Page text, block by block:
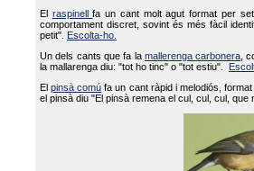
El raspinellfa un cant molt agut format per
comportament discret, sovint és més fàcil
petit".
Escolta-ho.
Un dels cants que fa la mallerenga carbonera ,
la mallarenga diu: "tot ho tinc" o "tot estiu".
Elpinsà comú fa un cant ràpid i melodiós,
el pinsà diu "El pinsà remena el cul, cul, cul,